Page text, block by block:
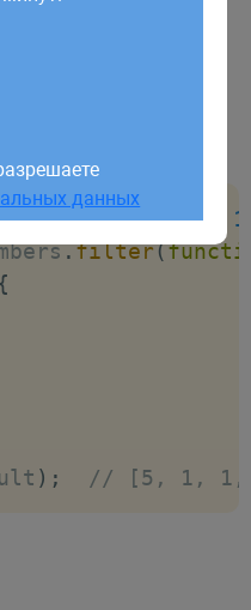
нем только
2, 5, 1, -5, -1 1
.filter(
{
) ; // [5, 1, 1,
данных
данных